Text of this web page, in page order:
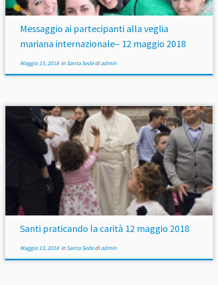
Messaggio ai partecipanti alla veglia
mariana internazionale– 12 maggio 2018
Maggio 13, 2018in Santa Sedediadmin
Santi praticando la carità 12 maggio 2018
Maggio 13, 2018in Santa Sedediadmin